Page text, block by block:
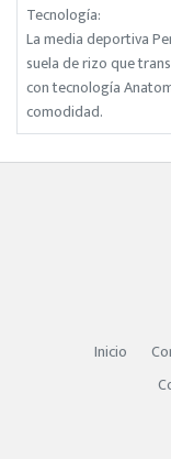
Tecnología:
La media deportiva
suela de rizo que
con tecnología
comodidad.
Inicio